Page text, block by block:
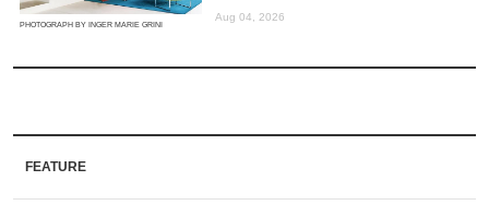
PHOTOGRAPH BY INGER MARIE GRINI
Aug 04, 2026
FEATURE